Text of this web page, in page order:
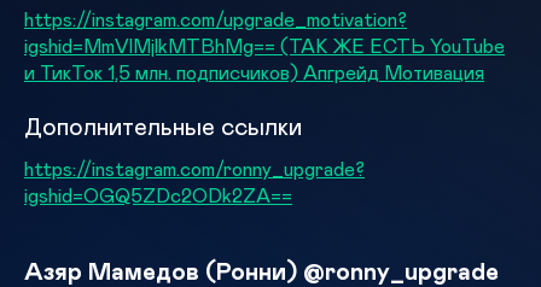
https://instagram.com/upgrade_motivation?
igshid=MmVlMjlkMTBhMg== (ТАК ЖЕ ЕСТЬ YouTube
и ТикТок 1,5 млн. подписчиков) Апгрейд Мотивация
Дополнительные ссылки
https://instagram.com/ronny_upgrade?
igshid=OGQ5ZDc2ODk2ZA==
Азяр Мамедов (Ронни) @ronny_upgrade